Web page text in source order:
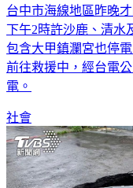
台中市海線地區昨晚
下午2時許沙鹿、清水
包含大甲鎮瀾宮也停
前往救援中，經台電
電。
社會